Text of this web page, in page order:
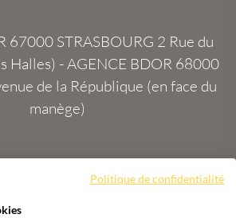
67000 STRASBOURG 2 Rue du
Halles) -AGENCE BDOR 68000
de la République (en face du
manège)
Politique de confidentialité